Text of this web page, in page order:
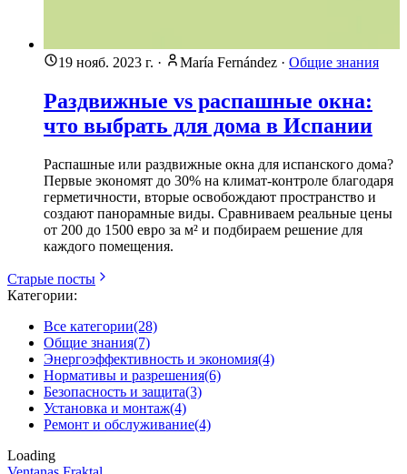
19 нояб. 2023 г. · María Fernández · Общие знания
Раздвижные vs распашные окна:
что выбрать для дома в Испании
Распашные или раздвижные окна для испанского дома?
Первые экономят до 30% на климат-контроле благодаря
герметичности, вторые освобождают пространство и
создают панорамные виды. Сравниваем реальные цены
от 200 до 1500 евро за м² и подбираем решение для
каждого помещения.
Старые посты
Категории:
Все категории(28)
Общие знания(7)
Энергоэффективность и экономия(4)
Нормативы и разрешения(6)
Безопасность и защита(3)
Установка и монтаж(4)
Ремонт и обслуживание(4)
Loading